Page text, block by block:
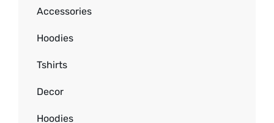
Accessories
Hoodies
Tshirts
Decor
Hoodies